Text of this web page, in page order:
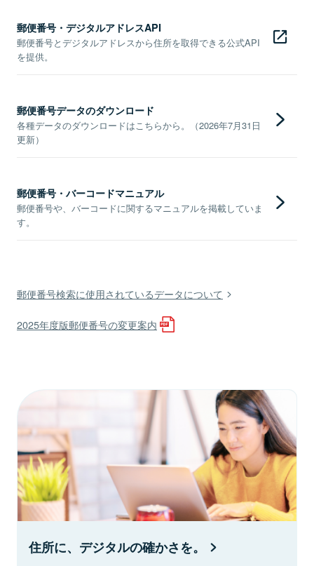
郵便番号・デジタルアドレスAPI
郵便番号とデジタルアドレスから住所を取得できる公式API
を提供。
郵便番号データのダウンロード
各種データのダウンロードはこちらから。（2026年7月31日
更新）
郵便番号・バーコードマニュアル
郵便番号や、バーコードに関するマニュアルを掲載していま
す。
郵便番号検索に使用されているデータについて
2025年度版郵便番号の変更案内
住所に、デジタルの確かさを。